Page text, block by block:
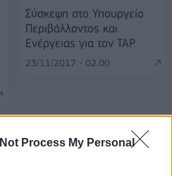
Process My Personal
Σύσκεψη στο Υπουργείο
Περιβάλλοντος και
Ενέργειας για τον TAP
23/11/2017 - 02:00